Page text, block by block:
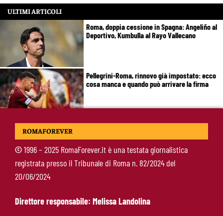
ULTIMI ARTICOLI
Roma, doppia cessione in Spagna: Angeliño al
Deportivo, Kumbulla al Rayo Vallecano
Pellegrini-Roma, rinnovo già impostato: ecco
cosa manca e quando può arrivare la firma
Mercato Roma, manca un solo colpo: Gasperini
ROMAFOREVER
©1996 – 2025 RomaForever.it è una testata giornalistica
registrata presso il Tribunale di Roma n. 82/2024 del
20/06/2024
Direttore responsabile: Melissa Landolina